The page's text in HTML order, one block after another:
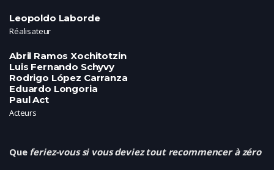
Leopoldo Laborde
Réalisateur
Abril Ramos Xochitotzin
Luis Fernando Schyvy
Rodrigo López Carranza
Eduardo Longoria
Paul Act
Acteurs
Queferiez-vous si vous deviez tout recommencer à zéro